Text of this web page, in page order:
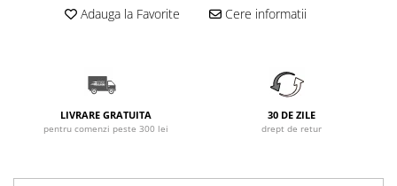
Adauga la Favorite Cere informatii
LIVRARE GRATUITA
pentru comenzi peste 300 lei
30 DE ZILE
drept de retur